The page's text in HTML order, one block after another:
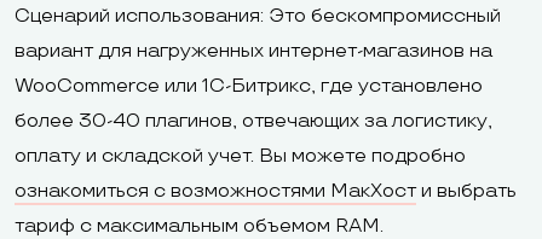
Сценарий использования: Это бескомпромиссный
вариант для нагруженных интернет-магазинов на
WooCommerce или 1С-Битрикс, где установлено
более 30-40 плагинов, отвечающих за логистику,
оплату и складской учет. Вы можете подробно
ознакомиться с возможностями МакХости выбрать
тариф с максимальным объемом RAM.